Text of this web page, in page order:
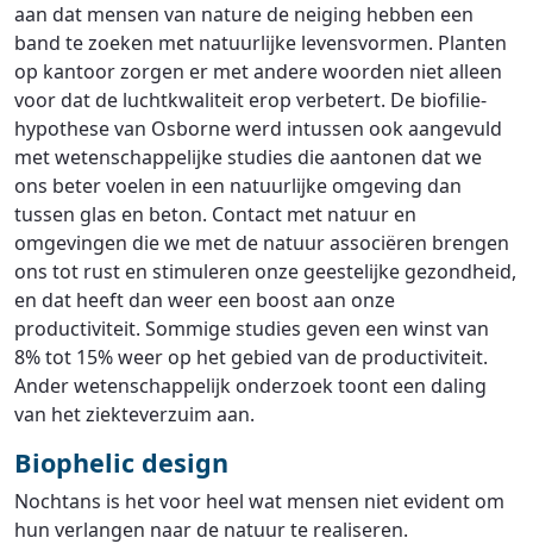
aan dat mensen van nature de neiging hebben een
band te zoeken met natuurlijke levensvormen. Planten
op kantoor zorgen er met andere woorden niet alleen
voor dat de luchtkwaliteit erop verbetert. De biofilie-
hypothese van Osborne werd intussen ook aangevuld
met wetenschappelijke studies die aantonen dat we
ons beter voelen in een natuurlijke omgeving dan
tussen glas en beton. Contact met natuur en
omgevingen die we met de natuur associëren brengen
ons tot rust en stimuleren onze geestelijke gezondheid,
en dat heeft dan weer een boost aan onze
productiviteit. Sommige studies geven een winst van
8% tot 15% weer op het gebied van de productiviteit.
Ander wetenschappelijk onderzoek toont een daling
van het ziekteverzuim aan.
Biophelic design
Nochtans is het voor heel wat mensen niet evident om
hun verlangen naar de natuur te realiseren.